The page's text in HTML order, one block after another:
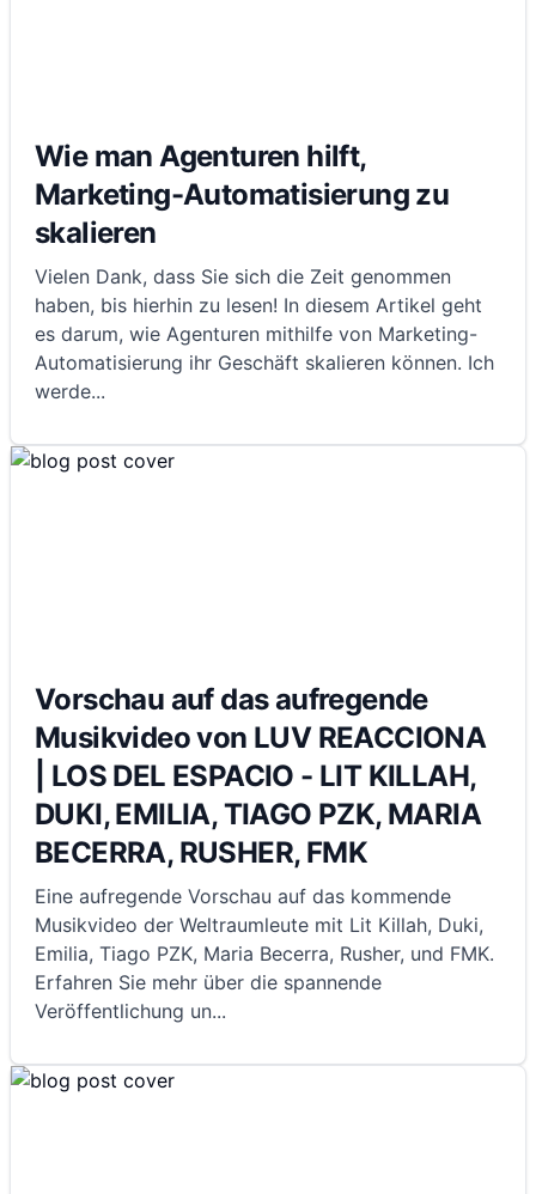
Wie man Agenturen hilft,
Marketing-Automatisierung zu
skalieren
Vielen Dank, dass Sie sich die Zeit genommen
haben, bis hierhin zu lesen! In diesem Artikel geht
es darum, wie Agenturen mithilfe von Marketing-
Automatisierung ihr Geschäft skalieren können. Ich
werde...
Vorschau auf das aufregende
Musikvideo von LUV REACCIONA
| LOS DEL ESPACIO - LIT KILLAH,
DUKI, EMILIA, TIAGO PZK, MARIA
BECERRA, RUSHER, FMK
Eine aufregende Vorschau auf das kommende
Musikvideo der Weltraumleute mit Lit Killah, Duki,
Emilia, Tiago PZK, Maria Becerra, Rusher, und FMK.
Erfahren Sie mehr über die spannende
Veröffentlichung un...